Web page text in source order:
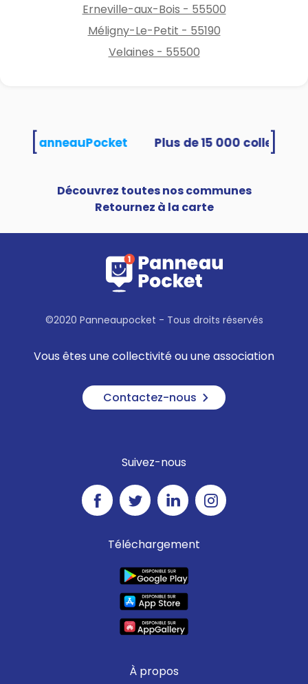
Erneville-aux-Bois - 55500
Méligny-Le-Petit - 55190
Velaines - 55500
PanneauPocket
Découvrez toutes nos communes
Retournez à la carte
©2020 Panneaupocket - Tous droits réservés
Vous êtes une collectivité ou une association
Contactez-nous
Suivez-nous
Téléchargement
À propos